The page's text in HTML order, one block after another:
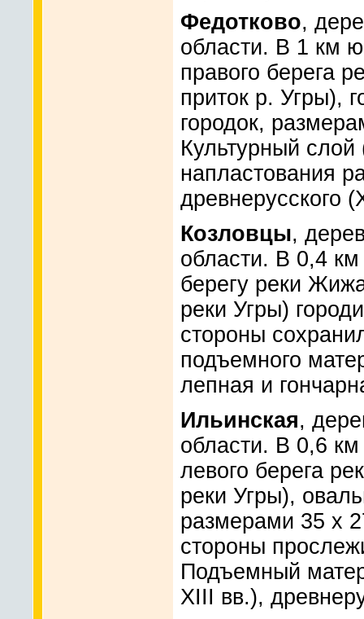
Федотково,
области. В 1 км
правого берега
приток р. Угры),
городок,
Культурный
напластования
древнерусского
Козловцы,
области. В 0,4
берегу реки
реки Угры)
стороны
подъемного
лепная и
Ильинская,
области. В 0,6
левого берега
реки Угры),
размерами 35 x
стороны
Подъемный
XIII вв.),